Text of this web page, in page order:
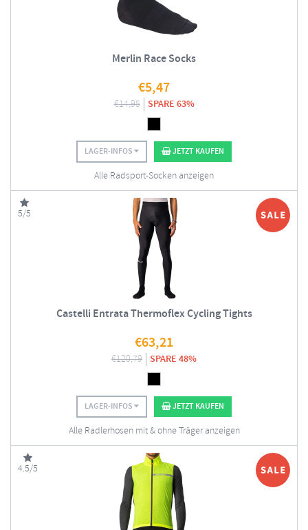
Merlin Race Socks
€5,47
€14,95 SPARE 63%
LAGER-INFOS JETZT KAUFEN
Alle Radsport-Socken anzeigen
5/5
Castelli Entrata Thermoflex Cycling Tights
€63,21
€120,79 SPARE 48%
LAGER-INFOS JETZT KAUFEN
Alle Radlerhosen mit & ohne Träger anzeigen
4.5/5